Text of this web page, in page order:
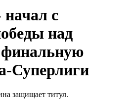
начал с
над
Суперлиги
защищает титул.